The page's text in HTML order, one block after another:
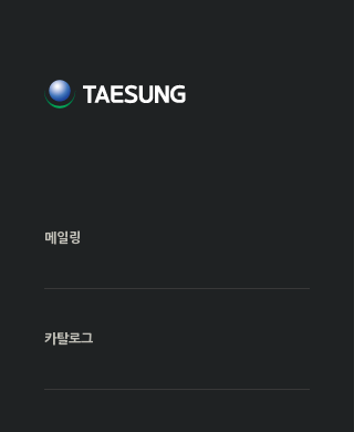
메일링
카탈로그